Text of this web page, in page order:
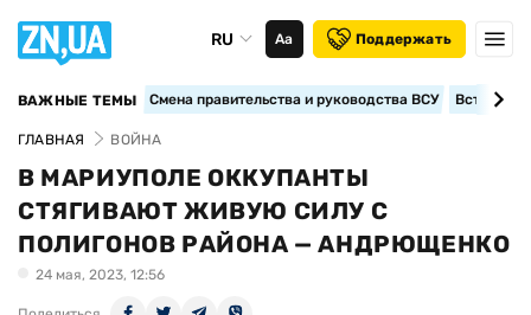
RU Аа Поддержать
ВАЖНЫЕ ТЕМЫ Смена правительства и руководства ВСУ
ГЛАВНАЯ ВОЙНА
В МАРИУПОЛЕ ОККУПАНТЫ
СТЯГИВАЮТ ЖИВУЮ СИЛУ С
ПОЛИГОНОВ РАЙОНА — АНДРЮЩЕНКО
24 мая, 2023, 12:56